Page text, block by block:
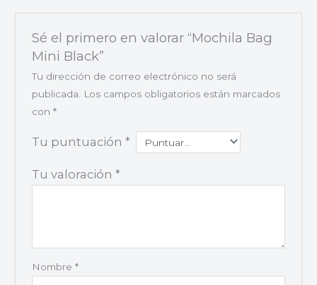
Sé el primero en valorar “Mochila Bag
Mini Black”
Tu dirección de correo electrónico no será
publicada.
Los campos obligatorios están marcados
con *
Tu puntuación *
Tu valoración *
Nombre *